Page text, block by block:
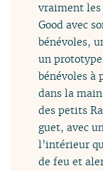
vraiment les
Good avec
bénévoles,
un
bénévoles
dans la
des petits
guet, avec
l’intérieur
de feu et